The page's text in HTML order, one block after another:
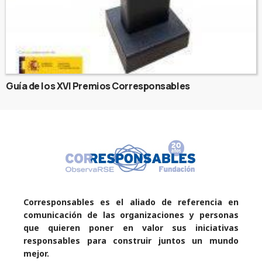
Guía de los XVI Premios Corresponsables
Corresponsables es el aliado de referencia en
comunicación de las organizaciones y personas
que quieren poner en valor sus iniciativas
responsables para construir juntos un mundo
mejor.